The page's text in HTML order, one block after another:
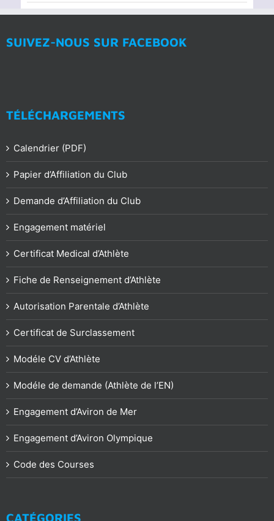
SUIVEZ-NOUS SUR FACEBOOK
TÉLÉCHARGEMENTS
Calendrier (PDF)
Papier d’Affiliation du Club
Demande d’Affiliation du Club
Engagement matériel
Certificat Medical d’Athlète
Fiche de Renseignement d’Athlète
Autorisation Parentale d’Athlète
Certificat de Surclassement
Modéle CV d’Athlète
Modéle de demande (Athlète de l’EN)
Engagement d’Aviron de Mer
Engagement d’Aviron Olympique
Code des Courses
CATÉGORIES